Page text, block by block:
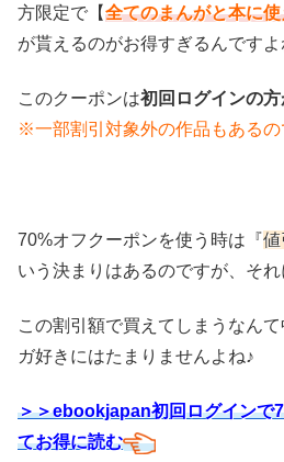
方限定で【全てのまんがと本に
が貰えるのがお得すぎるんですよ
このクーポンは初回ログインの方
※一部割引対象外の作品もある
70%オフクーポンを使う時は『値
いう決まりはあるのですが、それ
この割引額で買えてしまうなん
ガ好きにはたまりませんよね♪
＞＞ebookjapan初回ログインで
てお得に読む